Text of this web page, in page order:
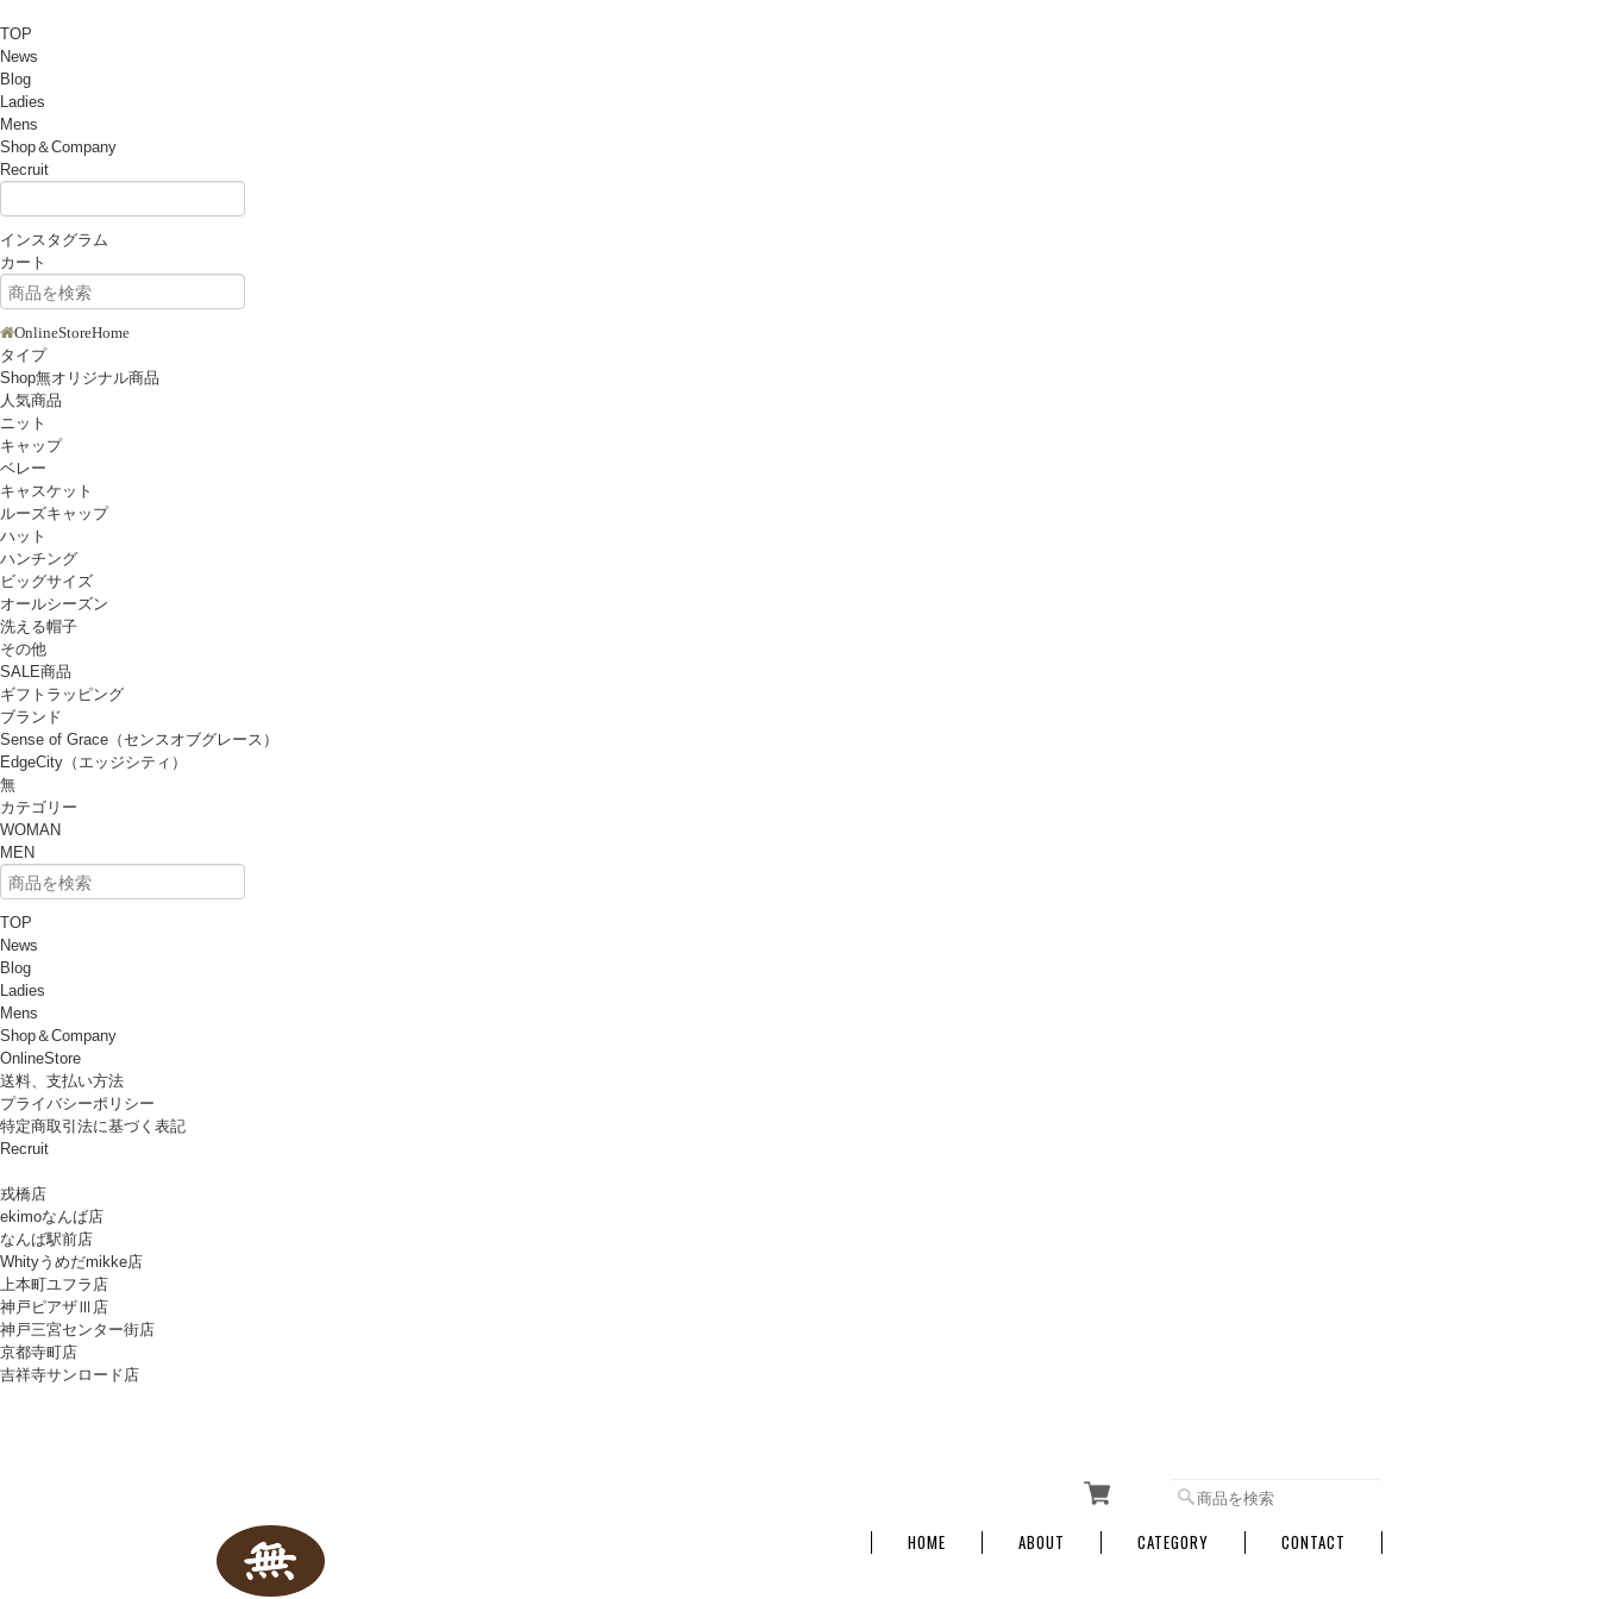
TOP
News
Blog
Ladies
Mens
Shop＆Company
Recruit
インスタグラム
カート
OnlineStoreHome
タイプ
Shop無オリジナル商品
人気商品
ニット
キャップ
ベレー
キャスケット
ルーズキャップ
ハット
ハンチング
ビッグサイズ
オールシーズン
洗える帽子
その他
SALE商品
ギフトラッピング
ブランド
Sense of Grace（センスオブグレース）
EdgeCity（エッジシティ）
無
カテゴリー
WOMAN
MEN
TOP
News
Blog
Ladies
Mens
Shop＆Company
OnlineStore
送料、支払い方法
プライバシーポリシー
特定商取引法に基づく表記
Recruit
戎橋店
ekimoなんば店
なんば駅前店
Whityうめだmikke店
上本町ユフラ店
神戸ピアザⅢ店
神戸三宮センター街店
京都寺町店
吉祥寺サンロード店
HOME ABOUT CATEGORY CONTACT